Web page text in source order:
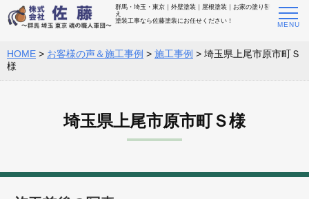
群馬・埼玉・東京｜外壁塗装｜屋根塗装｜お家の塗り替
え
塗装工事なら佐藤塗装にお任せください！
HOME > お客様の声＆施工事例 > 施工事例 > 埼玉県上尾市原市町Ｓ
様
埼玉県上尾市原市町Ｓ様